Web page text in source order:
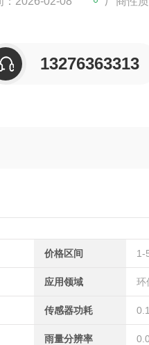
13276363313
价格区间 1-
应用领域 环
传感器功耗
雨量分辨率